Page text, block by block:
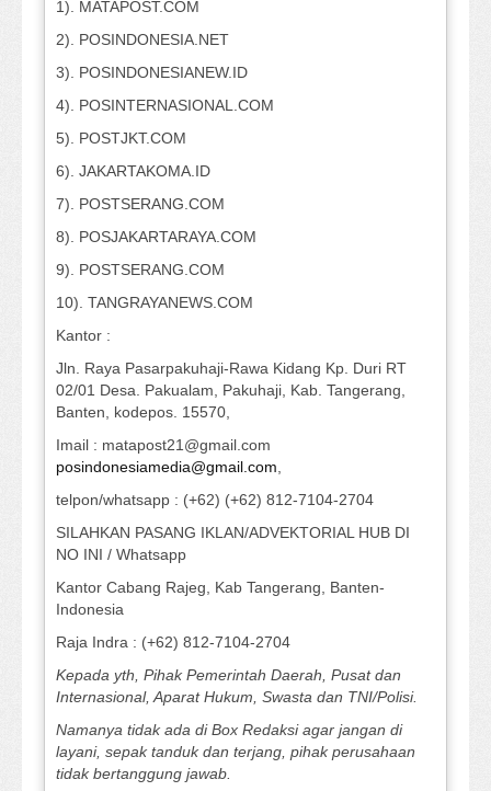
1). MATAPOST.COM
2). POSINDONESIA.NET
3). POSINDONESIANEW.ID
4). POSINTERNASIONAL.COM
5). POSTJKT.COM
6). JAKARTAKOMA.ID
7). POSTSERANG.COM
8). POSJAKARTARAYA.COM
9). POSTSERANG.COM
10). TANGRAYANEWS.COM
Kantor :
Jln. Raya Pasarpakuhaji-Rawa Kidang Kp. Duri RT
02/01 Desa. Pakualam, Pakuhaji, Kab. Tangerang,
Banten, kodepos. 15570,
Imail : matapost21@gmail.com
posindonesiamedia@gmail.com,
telpon/whatsapp : (+62) (+62) 812-7104-2704
SILAHKAN PASANG IKLAN/ADVEKTORIAL HUB DI
NO INI / Whatsapp
Kantor Cabang Rajeg, Kab Tangerang, Banten-
Indonesia
Raja Indra : (+62) 812-7104-2704
Kepada yth, Pihak Pemerintah Daerah, Pusat dan
Internasional, Aparat Hukum, Swasta dan TNI/Polisi.
Namanya tidak ada di Box Redaksi agar jangan di
layani, sepak tanduk dan terjang, pihak perusahaan
tidak bertanggung jawab.